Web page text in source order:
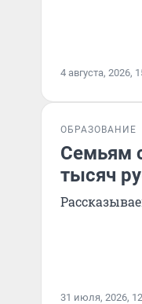
4 августа, 2026,
ОБРАЗОВАНИЕ
Семьям
тысяч
31 июля, 2026,